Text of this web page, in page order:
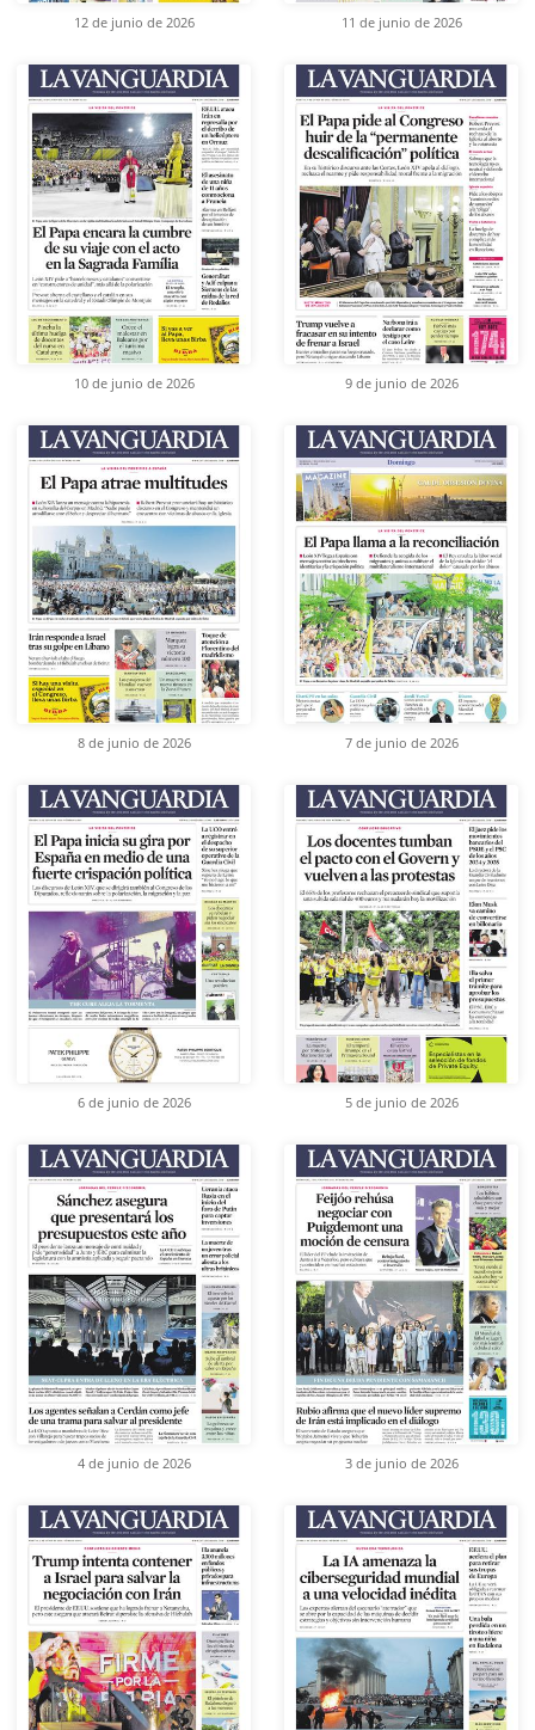
12 de junio de 2026 11 de junio de 2026
10 de junio de 2026 9 de junio de 2026
8 de junio de 2026 7 de junio de 2026
6 de junio de 2026 5 de junio de 2026
4 de junio de 2026 3 de junio de 2026